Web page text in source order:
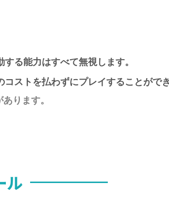
る能力はすべて無視します。
ストを払わずにプレイすることができ
ります。
ル